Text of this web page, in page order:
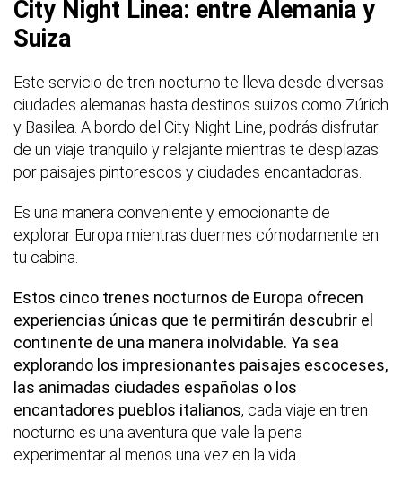
City Night Linea: entre Alemania y
Suiza
Este servicio de tren nocturno te lleva desde diversas
ciudades alemanas hasta destinos suizos como Zúrich
y Basilea. A bordo del City Night Line, podrás disfrutar
de un viaje tranquilo y relajante mientras te desplazas
por paisajes pintorescos y ciudades encantadoras.
Es una manera conveniente y emocionante de
explorar Europa mientras duermes cómodamente en
tu cabina.
Estos cinco trenes nocturnos de Europa ofrecen
experiencias únicas que te permitirán descubrir el
continente de una manera inolvidable. Ya sea
explorando los impresionantes paisajes escoceses,
las animadas ciudades españolas o los
encantadores pueblos italianos, cada viaje en tren
nocturno es una aventura que vale la pena
experimentar al menos una vez en la vida.